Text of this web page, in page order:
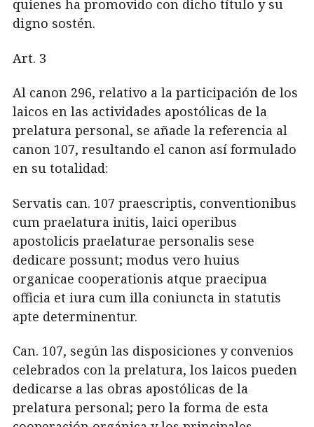
quienes ha promovido con dicho título y su
digno sostén.
Art. 3
Al canon 296, relativo a la participación de los
laicos en las actividades apostólicas de la
prelatura personal, se añade la referencia al
canon 107, resultando el canon así formulado
en su totalidad:
Servatis can. 107 praescriptis, conventionibus
cum praelatura initis, laici operibus
apostolicis praelaturae personalis sese
dedicare possunt; modus vero huius
organicae cooperationis atque praecipua
officia et iura cum illa coniuncta in statutis
apte determinentur.
Can. 107, según las disposiciones y convenios
celebrados con la prelatura, los laicos pueden
dedicarse a las obras apostólicas de la
prelatura personal; pero la forma de esta